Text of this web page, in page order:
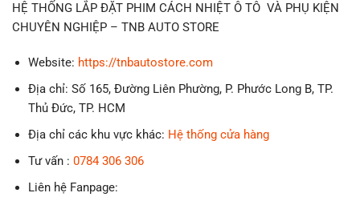
HỆ THỐNG LẮP ĐẶT PHIM CÁCH NHIỆT Ô TÔ VÀ PHỤ KIỆN
CHUYÊN NGHIỆP – TNB AUTO STORE
Website: https://tnbautostore.com
Địa chỉ: Số 165, Đường Liên Phường, P. Phước Long B, TP.
Thủ Đức, TP. HCM
Địa chỉ các khu vực khác: Hệ thống cửa hàng
Tư vấn : 0784306 306
Liên hệ Fanpage: